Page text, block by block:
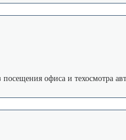
офиса и техосмотра